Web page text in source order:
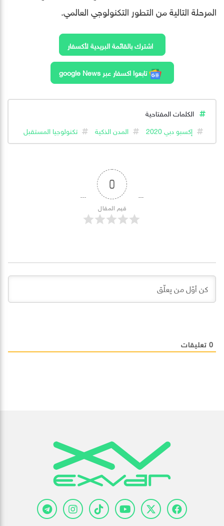
المرحلة التالية من التطور التكنولوجي العالمي.
اشترك بالقائمة البريدية لأكسفار
تابعوا اكسفار عبر google News
الكلمات المفتاحية
إكسبو دبي 2020
المدن الذكية تكنولوجيا المستقبل
0
قيم المقال
0 تعليقات